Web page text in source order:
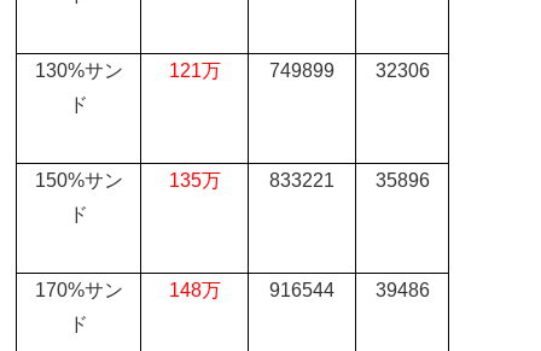
130%サン
ド
121万 749899 32306
150%サン
ド
135万 833221 35896
170%サン
ド
148万 916544 39486